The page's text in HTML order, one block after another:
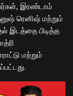
இரண்டாம்
ரெனிஷ் மற்றும்
இடத்தை பிடித்த
மற்றும்